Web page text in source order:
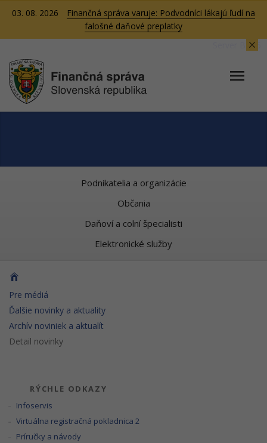
03. 08. 2026
Finančná správa varuje: Podvodníci lákajú ľudí na
falošné daňové preplatky
Server BB05
Podnikatelia a organizácie
Občania
Daňoví a colní špecialisti
Elektronické služby
Pre médiá
Ďalšie novinky a aktuality
Archív noviniek a aktualít
Detail novinky
RÝCHLE ODKAZY
Infoservis
Virtuálna registračná pokladnica 2
Príručky a návody